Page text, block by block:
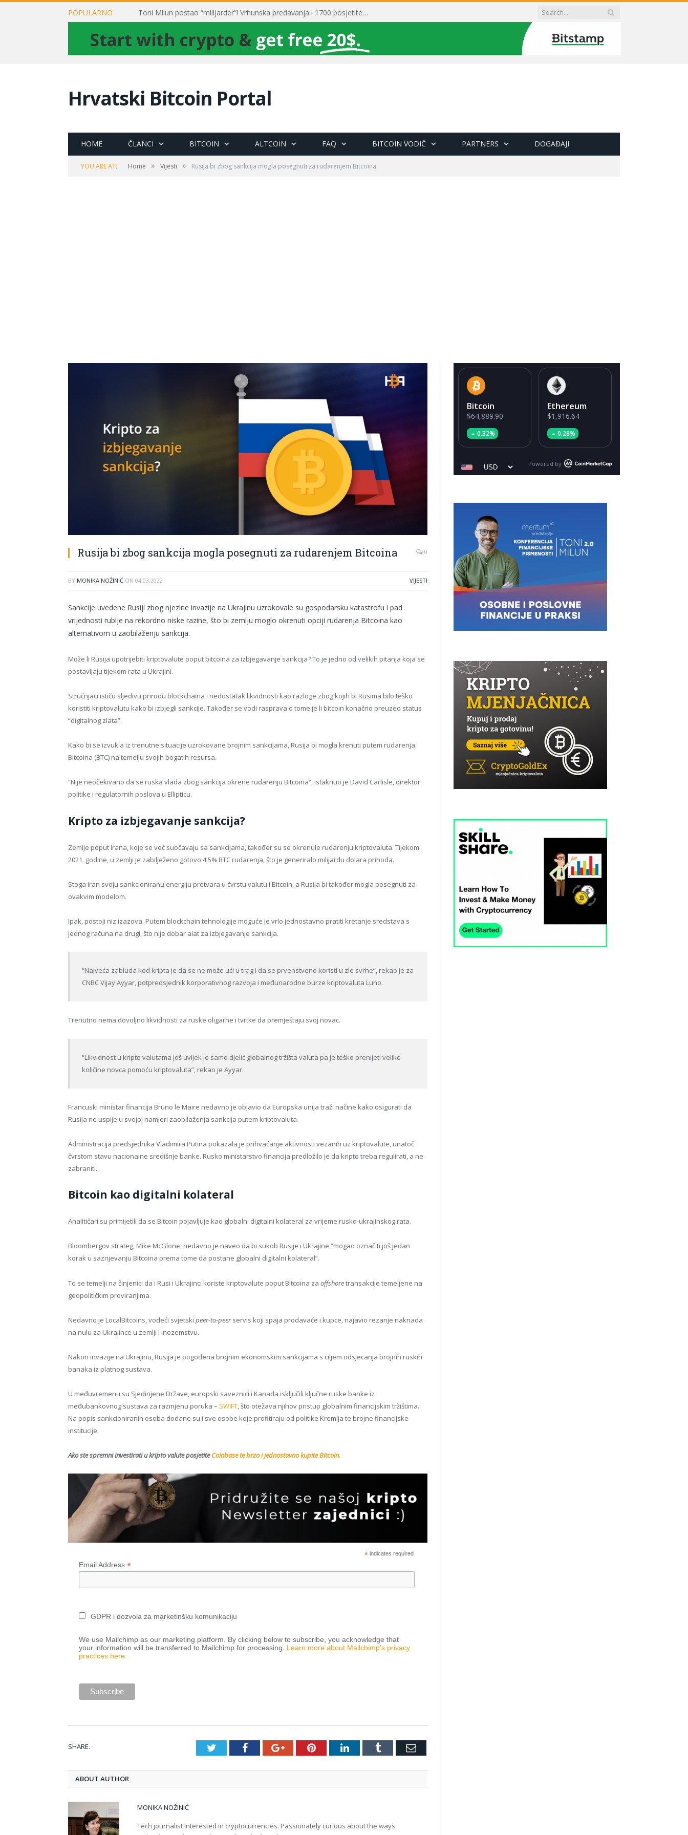
POPULARNO Toni Milun postao “milijarder”! Vrhunska predavanja i 1700 posjetitelja obilježili su mjesec financijske pismenosti
Hrvatski Bitcoin Portal
HOME ČLANCI BITCOIN ALTCOIN FAQ BITCOIN VODIČ PARTNERS DOGAĐAJI
YOU ARE AT: Home » Vijesti » Rusija bi zbog sankcija mogla posegnuti za rudarenjem Bitcoina
Rusija bi zbog sankcija mogla posegnuti za rudarenjem Bitcoina 0
BY MONIKA NOŽINIĆ ON 04.03.2022 VIJESTI
Sankcije uvedene Rusiji zbog njezine invazije na Ukrajinu uzrokovale su gospodarsku katastrofu i pad
vrijednosti rublje na rekordno niske razine, što bi zemlju moglo okrenuti opciji rudarenja Bitcoina kao
alternativom u zaobilaženju sankcija.
Može li Rusija upotrijebiti kriptovalute poput bitcoina za izbjegavanje sankcija? To je jedno od velikih pitanja koja se
postavljaju tijekom rata u Ukrajini.
Stručnjaci ističu sljedivu prirodu blockchaina i nedostatak likvidnosti kao razloge zbog kojih bi Rusima bilo teško
koristiti kriptovalutu kako bi izbjegli sankcije. Također se vodi rasprava o tome je li bitcoin konačno preuzeo status
“digitalnog zlata”.
Kako bi se izvukla iz trenutne situacije uzrokovane brojnim sankcijama, Rusija bi mogla krenuti putem rudarenja
Bitcoina (BTC) na temelju svojih bogatih resursa.
“Nije neočekivano da se ruska vlada zbog sankcija okrene rudarenju Bitcoina”, istaknuo je David Carlisle, direktor
politike i regulatornih poslova u Ellipticu.
Kripto za izbjegavanje sankcija?
Zemlje poput Irana, koje se već suočavaju sa sankcijama, također su se okrenule rudarenju kriptovaluta. Tijekom
2021. godine, u zemlji je zabilježeno gotovo 4.5% BTC rudarenja, što je generiralo milijardu dolara prihoda.
Stoga Iran svoju sankcioniranu energiju pretvara u čvrstu valutu i Bitcoin, a Rusija bi također mogla posegnuti za
ovakvim modelom.
Ipak, postoji niz izazova. Putem blockchain tehnologije moguće je vrlo jednostavno pratiti kretanje sredstava s
jednog računa na drugi, što nije dobar alat za izbjegavanje sankcija.
“Najveća zabluda kod kripta je da se ne može ući u trag i da se prvenstveno koristi u zle svrhe”, rekao je za
CNBC Vijay Ayyar, potpredsjednik korporativnog razvoja i međunarodne burze kriptovaluta Luno.
Trenutno nema dovoljno likvidnosti za ruske oligarhe i tvrtke da premještaju svoj novac.
“Likvidnost u kripto valutama još uvijek je samo djelić globalnog tržišta valuta pa je teško prenijeti velike
količine novca pomoću kriptovaluta”, rekao je Ayyar.
Francuski ministar financija Bruno le Maire nedavno je objavio da Europska unija traži načine kako osigurati da
Rusija ne uspije u svojoj namjeri zaobilaženja sankcija putem kriptovaluta.
Administracija predsjednika Vladimira Putina pokazala je prihvaćanje aktivnosti vezanih uz kriptovalute, unatoč
čvrstom stavu nacionalne središnje banke. Rusko ministarstvo financija predložilo je da kripto treba regulirati, a ne
zabraniti.
Bitcoin kao digitalni kolateral
Analitičari su primijetili da se Bitcoin pojavljuje kao globalni digitalni kolateral za vrijeme rusko-ukrajinskog rata.
Bloombergov strateg, Mike McGlone, nedavno je naveo da bi sukob Rusije i Ukrajine “mogao označiti još jedan
korak u sazrijevanju Bitcoina prema tome da postane globalni digitalni kolateral”.
To se temelji na činjenici da i Rusi i Ukrajinci koriste kriptovalute poput Bitcoina za offshoretransakcije temeljene na
geopolitičkim previranjima.
Nedavno je LocalBitcoins, vodeći svjetski peer-to-peerservis koji spaja prodavače i kupce, najavio rezanje naknada
na nulu za Ukrajince u zemlji i inozemstvu.
Nakon invazije na Ukrajinu, Rusija je pogođena brojnim ekonomskim sankcijama s ciljem odsjecanja brojnih ruskih
banaka iz platnog sustava.
U međuvremenu su Sjedinjene Države, europski saveznici i Kanada isključili ključne ruske banke iz
međubankovnog sustava za razmjenu poruka – SWIFT, što otežava njihov pristup globalnim financijskim tržištima.
Na popis sankcioniranih osoba dodane su i sve osobe koje profitiraju od politike Kremlja te brojne financijske
institucije.
Ako ste spremni investirati u kripto valute posjetiteCoinbase te brzo i jednostavno kupite Bitcoin.
*indicates required
Email Address*
GDPR i dozvola za marketinšku komunikaciju
We use Mailchimp as our marketing platform. By clicking below to subscribe, you acknowledge that
your information will be transferred to Mailchimp for processing. Learn more about Mailchimp’s privacy
practices here.
SHARE. TwitterFacebookGoogle+PinterestLinkedInTumblr Email
ABOUT AUTHOR
MONIKA NOŽINIĆ
Tech journalist interested in cryptocurrencies. Passionately curious about the ways
Bitcoin
$64,889.90
0.32%
Ethereum
$1,916.64
0.28%
Powered by